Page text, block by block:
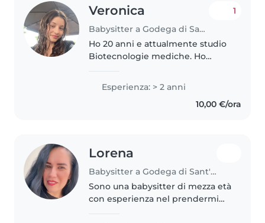
Veronica
Babysitter a Godega di Sant'Urbano
1
Ho 20 anni e attualmente studio
Biotecnologie mediche. Ho
Umane portandolo a termine
con ottimi voti. Sono una
persona empatica, paziente e
Esperienza: > 2 anni
10,00 €/ora
Lorena
Babysitter a Godega di Sant'Urbano
Sono una babysitter di mezza età
con esperienza nel prendermi